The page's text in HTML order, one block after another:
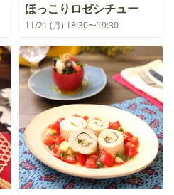
ほっこりロゼシチュー
11/21 (月) 18:30〜19:30